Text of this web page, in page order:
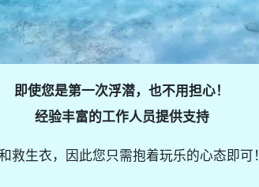
即使您是第一次浮潜，也不用担心！
经验丰富的工作人员提供支持
救生衣，因此您只需抱着玩乐的心态即可！